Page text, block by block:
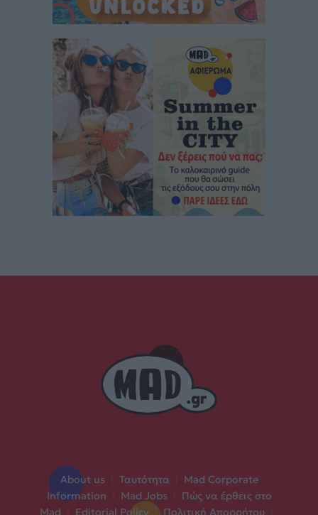
About us Ταυτότητα
Mad Corporate
Information
Mad Jobs
Πώς να έρθεις στο
Mad
Editorial Policy Πολιτική Απορρήτου